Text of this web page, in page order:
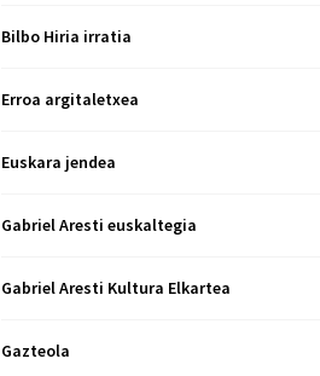
Bilbo Hiria irratia
Erroa argitaletxea
Euskara jendea
Gabriel Aresti euskaltegia
Gabriel Aresti Kultura Elkartea
Gazteola